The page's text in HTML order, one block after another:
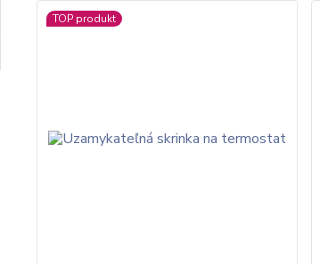
TOP produkt